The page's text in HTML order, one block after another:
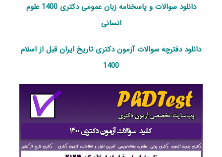
دانلود سوالات و پاسخنامه زبان عمومی دکتری 1400 علوم
انسانی
دانلود دفترچه سوالات آزمون دکتری تاریخ ایران قبل از اسلام
1400